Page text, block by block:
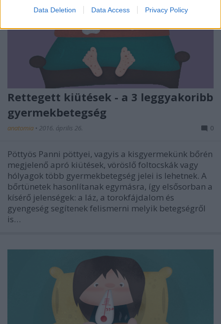
Data Deletion Data Access Privacy Policy
Rettegett kiütések - a 3 leggyakoribb
gyermekbetegség
anatomia • 2016. április 26. 0
Pöttyös Panni pöttyei, vagyis a kisgyermekünk bőrén
megjelenő apró kiütések, vöröslő foltocskák vagy
hólyagok több gyermekbetegség jelei is lehetnek. A
bőrtünetek hasonlítanak egymásra, így elsősorban a
kísérő jelenségek: a láz, a torokfájdalom és
gyengeség segítenek felismerni melyik betegségről
is…